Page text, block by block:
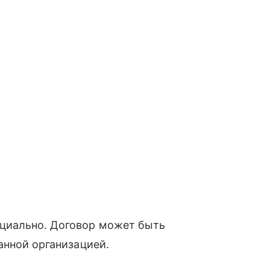
Договор может быть
организацией.